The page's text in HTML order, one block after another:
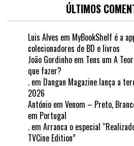
ÚLTIMOS
Luis Alves em MyBookShelf é a
colecionadores de BD e livros
João Gordinho em Tens um A
que fazer?
. em Dangan Magazine lança a
2026
António em Venom – Preto,
em Portugal
. em Arranca o especial
TVCine Edition”